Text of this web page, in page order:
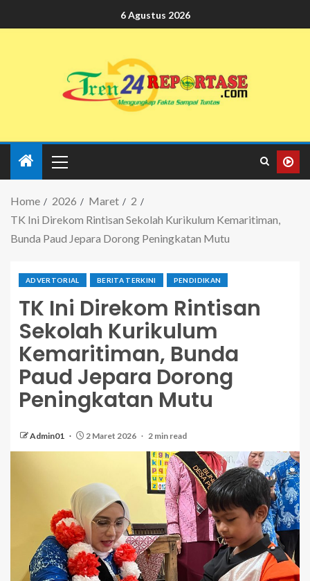
6 Agustus 2026
Home 2026 Maret
2
TK Ini Direkom Rintisan Sekolah Kurikulum Kemaritiman,
Bunda Paud Jepara Dorong Peningkatan Mutu
ADVERTORIAL BERITA TERKINI PENDIDIKAN
TK Ini Direkom Rintisan
Sekolah Kurikulum
Kemaritiman, Bunda
Paud Jepara Dorong
Peningkatan Mutu
Admin01 2 Maret 2026 2 min read